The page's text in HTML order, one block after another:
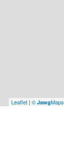
Leaflet | © JawgMaps